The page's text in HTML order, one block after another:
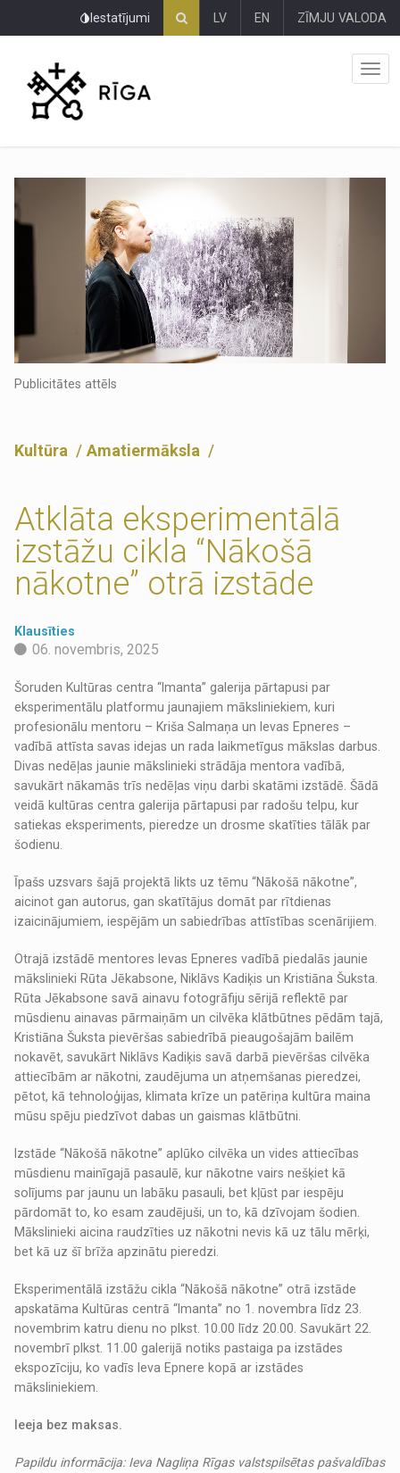
Iestatījumi LV EN ZĪMJU VALODA
Publicitātes attēls
Kultūra Amatiermāksla
Atklāta eksperimentālā
izstāžu cikla “Nākošā
nākotne” otrā izstāde
Klausīties
06. novembris, 2025
Šoruden Kultūras centra “Imanta” galerija pārtapusi par
eksperimentālu platformu jaunajiem māksliniekiem, kuri
profesionālu mentoru – Kriša Salmaņa un Ievas Epneres –
vadībā attīsta savas idejas un rada laikmetīgus mākslas darbus.
Divas nedēļas jaunie mākslinieki strādāja mentora vadībā,
savukārt nākamās trīs nedēļas viņu darbi skatāmi izstādē. Šādā
veidā kultūras centra galerija pārtapusi par radošu telpu, kur
satiekas eksperiments, pieredze un drosme skatīties tālāk par
šodienu.
Īpašs uzsvars šajā projektā likts uz tēmu “Nākošā nākotne”,
aicinot gan autorus, gan skatītājus domāt par rītdienas
izaicinājumiem, iespējām un sabiedrības attīstības scenārijiem.
Otrajā izstādē mentores Ievas Epneres vadībā piedalās jaunie
mākslinieki Rūta Jēkabsone, Niklāvs Kadiķis un Kristiāna Šuksta.
Rūta Jēkabsone savā ainavu fotogrāfiju sērijā reflektē par
mūsdienu ainavas pārmaiņām un cilvēka klātbūtnes pēdām tajā,
Kristiāna Šuksta pievēršas sabiedrībā pieaugošajām bailēm
nokavēt, savukārt Niklāvs Kadiķis savā darbā pievēršas cilvēka
attiecībām ar nākotni, zaudējuma un atņemšanas pieredzei,
pētot, kā tehnoloģijas, klimata krīze un patēriņa kultūra maina
mūsu spēju piedzīvot dabas un gaismas klātbūtni.
Izstāde “Nākošā nākotne” aplūko cilvēka un vides attiecības
mūsdienu mainīgajā pasaulē, kur nākotne vairs nešķiet kā
solījums par jaunu un labāku pasauli, bet kļūst par iespēju
pārdomāt to, ko esam zaudējuši, un to, kā dzīvojam šodien.
Mākslinieki aicina raudzīties uz nākotni nevis kā uz tālu mērķi,
bet kā uz šī brīža apzinātu pieredzi.
Eksperimentālā izstāžu cikla “Nākošā nākotne” otrā izstāde
apskatāma Kultūras centrā “Imanta” no 1. novembra līdz 23.
novembrim katru dienu no plkst. 10.00 līdz 20.00. Savukārt 22.
novembrī plkst. 11.00 galerijā notiks pastaiga pa izstādes
ekspozīciju, ko vadīs Ieva Epnere kopā ar izstādes
māksliniekiem.
Ieeja bez maksas.
Papildu informācija: Ieva Nagliņa Rīgas valstspilsētas pašvaldības